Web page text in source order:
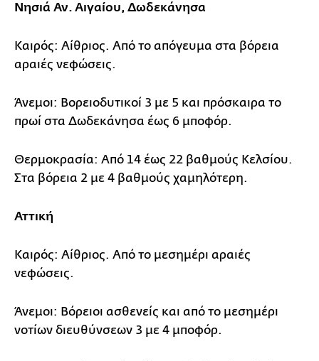
Νησιά Αν. Αιγαίου, Δωδεκάνησα
Καιρός: Αίθριος. Από το απόγευμα στα βόρεια
αραιές νεφώσεις.
Άνεμοι: Βορειοδυτικοί 3 με 5 και πρόσκαιρα το
πρωί στα Δωδεκάνησα έως 6 μποφόρ.
Θερμοκρασία: Από 14 έως 22 βαθμούς Κελσίου.
Στα βόρεια 2 με 4 βαθμούς χαμηλότερη.
Αττική
Καιρός: Αίθριος. Από το μεσημέρι αραιές
νεφώσεις.
Άνεμοι: Βόρειοι ασθενείς και από το μεσημέρι
νοτίων διευθύνσεων 3 με 4 μποφόρ.